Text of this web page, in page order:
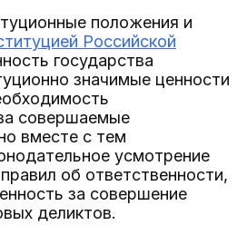
положения и
Российской
государства
значимые ценности
совершаемые
вместе с тем
усмотрение
об ответственности,
за совершение
деликтов.